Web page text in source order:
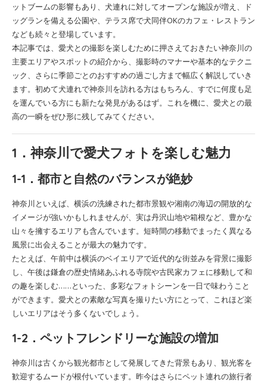
ットブームの影響もあり、犬連れに対してオープンな施設が増え、ド
ッグランを備える公園や、テラス席で犬同伴OKのカフェ・レストラン
なども続々と登場しています。
本記事では、愛犬との撮影を楽しむために押さえておきたい神奈川の
主要エリアやスポットの紹介から、撮影時のマナーや基本的なテクニ
ック、さらに季節ごとのおすすめの過ごし方まで幅広く解説していき
ます。初めて犬連れで神奈川を訪れる方はもちろん、すでに何度も足
を運んでいる方にも新たな発見があるはず。これを機に、愛犬との最
高の一瞬をぜひ形に残してみてください。
1．神奈川で愛犬フォトを楽しむ魅力
1-1．都市と自然のバランスが絶妙
神奈川といえば、横浜の洗練された都市景観や湘南の海辺の開放的な
イメージが強いかもしれませんが、実は丹沢山地や箱根など、豊かな
山々を擁するエリアも含んでいます。短時間の移動でまったく異なる
風景に出会えることが最大の魅力です。
たとえば、午前中は横浜のベイエリアで近代的な街並みを背景に撮影
し、午後は鎌倉の歴史情緒あふれる寺院や古民家カフェに移動して和
の趣を楽しむ……といった、多彩なフォトシーンを一日で味わうこと
ができます。愛犬との素敵な写真を撮りたい方にとって、これほど楽
しいエリアはそう多くないでしょう。
1-2．ペットフレンドリーな施設の増加
神奈川は古くから観光都市として発展してきた背景もあり、観光客を
歓迎するムードが根付いています。昨今はさらにペット連れの旅行者